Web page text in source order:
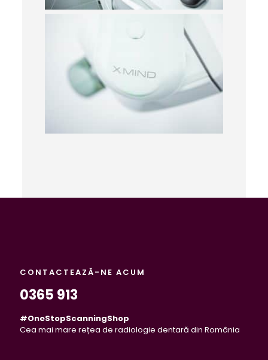
CONTACTEAZĂ-NE ACUM
0365 913
#OneStopScanningShop
Cea mai mare rețea de radiologie dentară din România